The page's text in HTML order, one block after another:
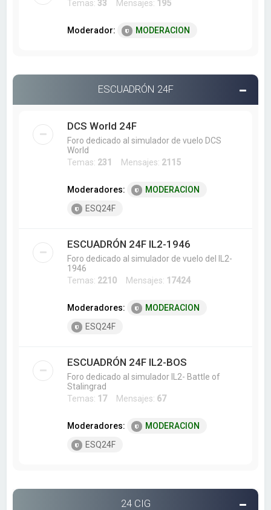
Temas: 33 Mensajes: 195
Moderador: MODERACION
ESCUADRÓN 24F
DCS World 24F
Foro dedicado al simulador de vuelo DCS
World
Temas: 231 Mensajes: 2115
Moderadores:
MODERACION
ESQ24F
ESCUADRÓN 24F IL2-1946
Foro dedicado al simulador de vuelo del IL2-
1946
Temas: 2210 Mensajes: 17424
Moderadores:
MODERACION
ESQ24F
ESCUADRÓN 24F IL2-BOS
Foro dedicado al simulador IL2- Battle of
Stalingrad
Temas: 17Mensajes: 67
Moderadores:
MODERACION
ESQ24F
24 CIG